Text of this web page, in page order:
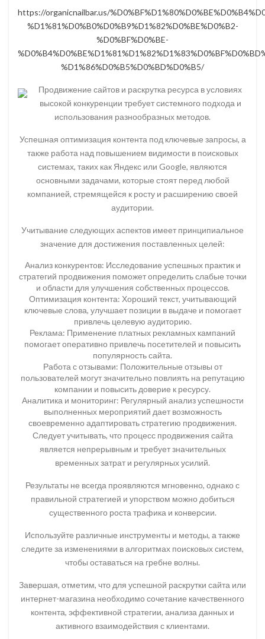
https://organicnailbar.us/
%D1%81%D0%B0%D0%B9%D1%82%D0%BE%D0%B2-
%D0%BF%D0%BE-
%D1%86%D0%B5%D0%BD%D0%B5/
Продвижение сайтов и раскрутка ресурса в условиях
высокой конкуренции требует системного подхода и
использования разнообразных методов.
Успешная оптимизация контента под ключевые запросы, а
также работа над повышением видимости в поисковых
системах, таких как Яндекс или Google, являются
основными задачами, которые стоят перед любой
компанией, стремящейся к росту и расширению своей
аудитории.
Учитывание следующих аспектов имеет принципиальное
значение для достижения поставленных целей:
Анализ конкурентов: Исследование успешных практик и
стратегий продвижения поможет определить слабые точки
и области для улучшения собственных процессов.
Оптимизация контента: Хороший текст, учитывающий
ключевые слова, улучшает позиции в выдаче и помогает
привлечь целевую аудиторию.
Реклама: Применение платных рекламных кампаний
помогает оперативно привлечь посетителей и повысить
популярность сайта.
Работа с отзывами: Положительные отзывы от
пользователей могут значительно повлиять на репутацию
компании и повысить доверие к ресурсу.
Аналитика и мониторинг: Регулярный анализ успешности
выполненных мероприятий дает возможность
своевременно адаптировать стратегию продвижения.
Следует учитывать, что процесс продвижения сайта
является непрерывным и требует значительных
временных затрат и регулярных усилий.
Результаты не всегда проявляются мгновенно, однако с
правильной стратегией и упорством можно добиться
существенного роста трафика и конверсии.
Используйте различные инструменты и методы, а также
следите за изменениями в алгоритмах поисковых систем,
чтобы оставаться на гребне волны.
Завершая, отметим, что для успешной раскрутки сайта или
интернет-магазина необходимо сочетание качественного
контента, эффективной стратегии, анализа данных и
активного взаимодействия с клиентами.